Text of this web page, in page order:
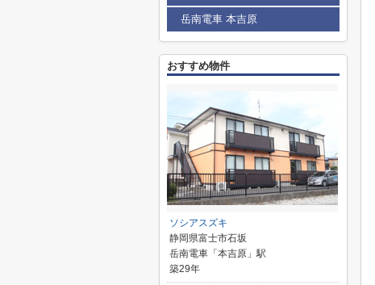
岳南電車 本吉原
おすすめ物件
ソシアスズキ
静岡県富士市石坂
岳南電車「本吉原」駅
築29年